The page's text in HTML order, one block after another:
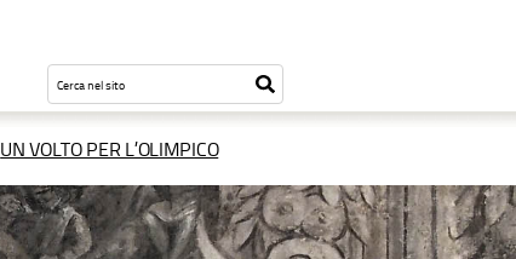
Testo
cercare
Inizia
la
UN VOLTO PER L’OLIMPICO